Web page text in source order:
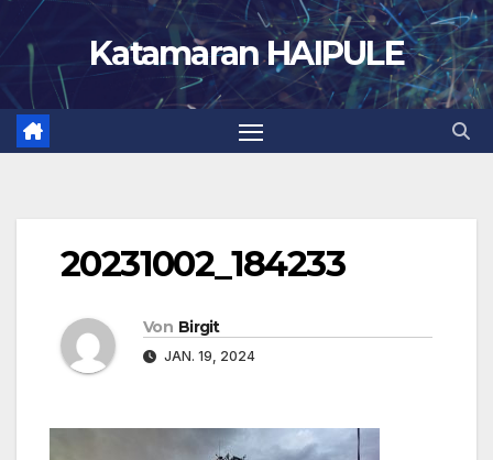
Zum
Inhalt
springen
Katamaran HAIPULE
20231002_184233
Von Birgit
JAN. 19, 2024